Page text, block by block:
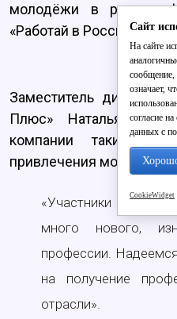
молодёжи в рамках
«Работай в России».
Заместитель
Плюс» Наталья
компании такие
привлечения молодых
«Участники
много нового,
профессии.
на получение
отрасли».
Сайт
На сайте
сообщение,
означает,
согласие
данных с
CookieWidget